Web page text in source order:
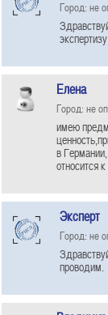
Город: не
Елена
Город: не
имею
в
относится
Эксперт
Город: не
проводим.